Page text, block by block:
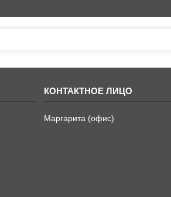
Маргарита (офис)